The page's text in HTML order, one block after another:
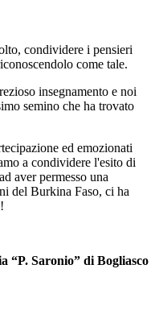
condividere i pensieri
come tale.
insegnamento e noi
semino che ha trovato
ed emozionati
a condividere l'esito di
aver permesso una
del Burkina Faso, ci ha
“P. Saronio” di Bogliasco